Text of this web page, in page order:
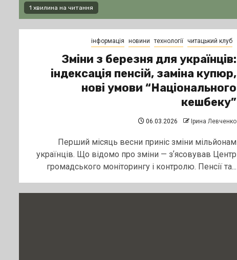
1 хвилина на читання
інформація новини технології читацький клуб
Зміни з березня для українців:
індексація пенсій, заміна купюр,
нові умови “Національного
кешбеку”
06.03.2026 Ірина Левченко
Перший місяць весни приніс зміни мільйонам
українців. Що відомо про зміни — зʼясовував Центр
громадського моніторингу і контролю. Пенсії та...